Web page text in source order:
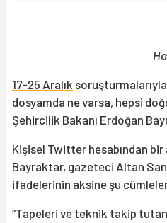
17-25 Aralık
dosyamda ne varsa, hepsi
Şehircilik Bakanı Erdoğan
Kişisel Twitter hesabından bir
Bayraktar, gazeteci Altan
ifadelerinin aksine şu
“Tapeleri ve teknik takip